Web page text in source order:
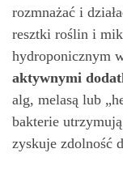
rozmnażać i
resztki roślin i
hydroponicznym
aktywnymi
alg, melasą lub
bakterie
zyskuje zdolność